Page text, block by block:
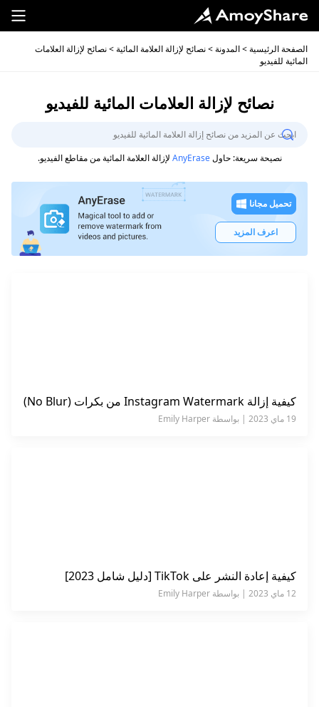
الصفحة الرئيسية>المدونة>نصائح لإزالة العلامة المائية> نصائح لإزالة العلامات
المائية للفيديو
نصائح لإزالة العلامات المائية للفيديو
نصيحة سريعة: حاولAnyErase لإزالة العلامة المائية من مقاطع الفيديو.
تحميل مجانا
اعرف المزيد
كيفية إزالة Instagram Watermark من بكرات (No Blur)
19 ماي 2023 | بواسطة Emily Harper
كيفية إعادة النشر على TikTok [دليل شامل 2023]
12 ماي 2023 | بواسطة Emily Harper